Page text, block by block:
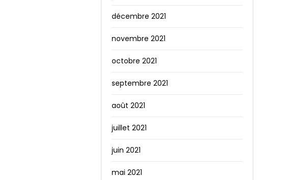
décembre 2021
novembre 2021
octobre 2021
septembre 2021
août 2021
juillet 2021
juin 2021
mai 2021